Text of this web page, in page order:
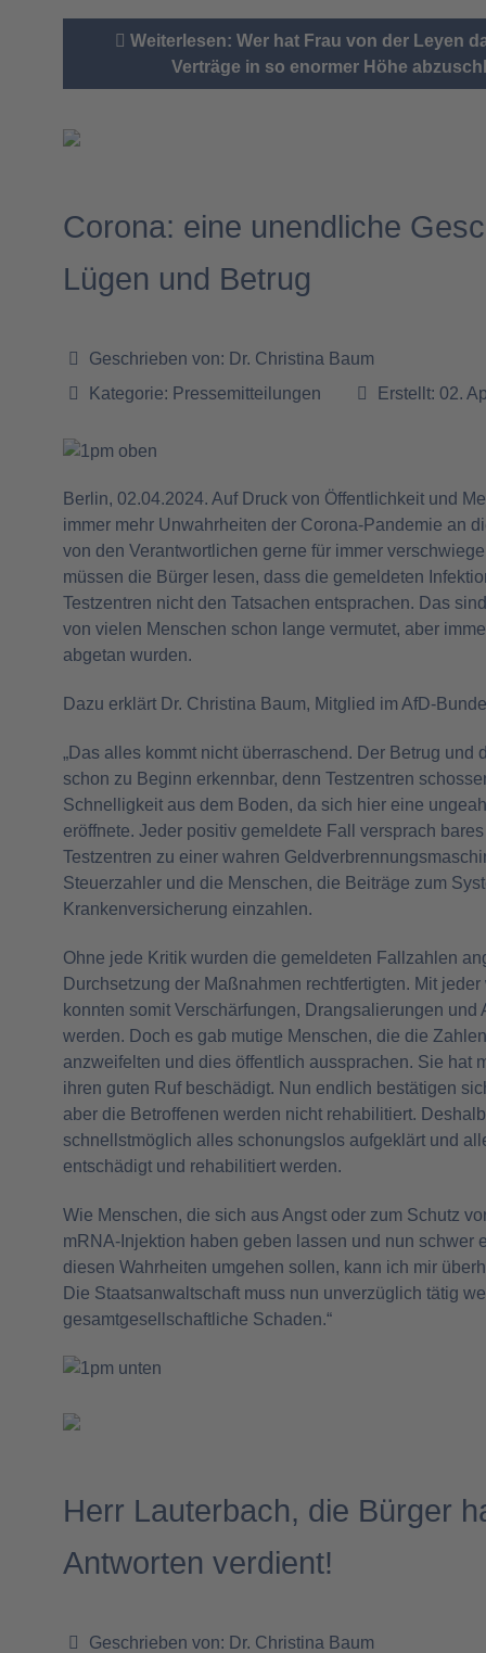
Weiterlesen: Wer hat Frau von der Leyen
Verträge in so enormer Höhe
Corona: eine unendliche
Lügen und Betrug
Geschrieben von: Dr. Christina Baum
Kategorie: Pressemitteilungen Erstellt: 02.
Berlin, 02.04.2024. Auf Druck von Öffentlichkeit und
immer mehr Unwahrheiten der Corona-Pandemie an
von den Verantwortlichen gerne für immer
müssen die Bürger lesen, dass die gemeldeten
Testzentren nicht den Tatsachen entsprachen. Das
von vielen Menschen schon lange vermutet, aber
abgetan wurden.
Dazu erklärt Dr. Christina Baum, Mitglied im AfD-
„Das alles kommt nicht überraschend. Der Betrug und
schon zu Beginn erkennbar, denn Testzentren
Schnelligkeit aus dem Boden, da sich hier eine
eröffnete. Jeder positiv gemeldete Fall versprach
Testzentren zu einer wahren
Steuerzahler und die Menschen, die Beiträge zum
Krankenversicherung einzahlen.
Ohne jede Kritik wurden die gemeldeten Fallzahlen
Durchsetzung der Maßnahmen rechtfertigten. Mit
konnten somit Verschärfungen, Drangsalierungen und
werden. Doch es gab mutige Menschen, die die
anzweifelten und dies öffentlich aussprachen. Sie hat
ihren guten Ruf beschädigt. Nun endlich bestätigen
aber die Betroffenen werden nicht rehabilitiert.
schnellstmöglich alles schonungslos aufgeklärt und
entschädigt und rehabilitiert werden.
Wie Menschen, die sich aus Angst oder zum Schutz
mRNA-Injektion haben geben lassen und nun schwer
diesen Wahrheiten umgehen sollen, kann ich mir
Die Staatsanwaltschaft muss nun unverzüglich tätig
gesamtgesellschaftliche Schaden.“
Herr Lauterbach, die Bürger
Antworten verdient!
Geschrieben von: Dr. Christina Baum